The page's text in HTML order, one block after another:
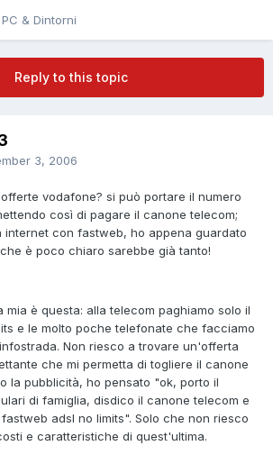
PC & Dintorni
Reply to this topic
3, 2006
vodafone? si può portare il numero
così di pagare il canone telecom;
con fastweb, ho appena guardato
è poco chiaro sarebbe già tanto!
mia è questa: alla telecom paghiamo solo il
e le molto poche telefonate che facciamo
Non riesco a trovare un'offerta
che mi permetta di togliere il canone
la pubblicità, ho pensato "ok, porto il
di famiglia, disdico il canone telecom e
adsl no limits". Solo che non riesco
e caratteristiche di quest'ultima.